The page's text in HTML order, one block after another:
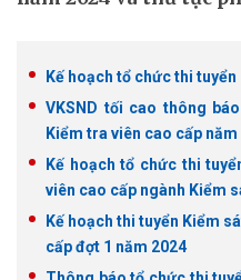
Kế hoạch tổ chức thi
VKSND tối cao thông
Kiểm tra viên cao cấp năm
Kế hoạch tổ chức thi
viên cao cấp ngành Kiểm
Kế hoạch thi tuyển Kiểm
cấp đợt 1 năm 2024